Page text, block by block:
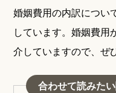
婚姻費用の内訳につい
しています。婚姻費用
介していますので、ぜ
合わせて読みた